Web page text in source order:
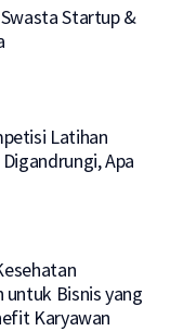
Startup &
Latihan
Apa
untuk Bisnis yang
Karyawan